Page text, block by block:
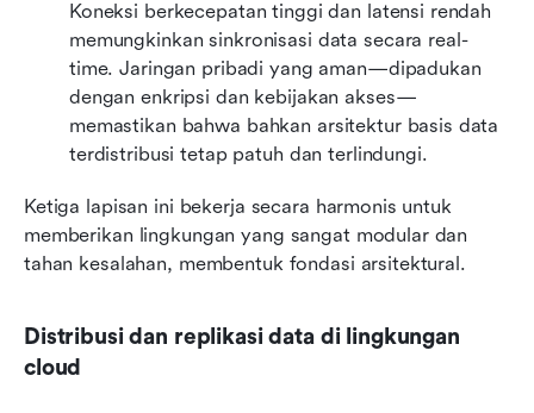
Koneksi berkecepatan tinggi dan latensi rendah
memungkinkan sinkronisasi data secara real-
time. Jaringan pribadi yang aman—dipadukan
dengan enkripsi dan kebijakan akses—
memastikan bahwa bahkan arsitektur basis data
terdistribusi tetap patuh dan terlindungi.
Ketiga lapisan ini bekerja secara harmonis untuk
memberikan lingkungan yang sangat modular dan
tahan kesalahan, membentuk fondasi arsitektural.
Distribusi dan replikasi data di lingkungan
cloud